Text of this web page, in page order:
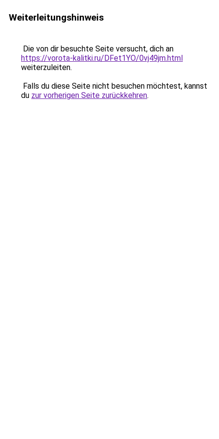
Weiterleitungshinweis
Die von dir besuchte Seite versucht, dich an
https://vorota-kalitki.ru/DFet1YO/0vj49jm.html
weiterzuleiten.
Falls du diese Seite nicht besuchen möchtest, kannst
du zur vorherigen Seite zurückkehren.